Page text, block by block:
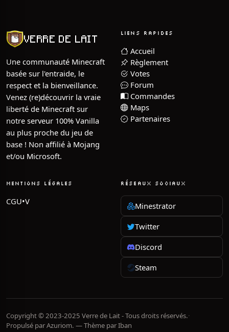
VERRE DE LAIT
Une communauté Minecraft
basée sur l'entraide, le
respect et la bienveillance.
Venez (re)découvrir la vraie
liberté de Minecraft sur
notre serveur 100% Vanilla
au plus proche du jeu de
base ! Non affilié à Mojang
et/ou Microsoft.
LIENS RAPIDES
Accueil
Règlement
Votes
Forum
Commandes
Maps
Partenaires
MENTIONS LÉGALES
CGU•V
RÉSEAUX SOCIAUX
Minestrator
Twitter
Discord
Steam
Copyright © 2023-2025 Verre de Lait - Tous droits réservés.·
Propulsé parAzuriom. — Thème parIban